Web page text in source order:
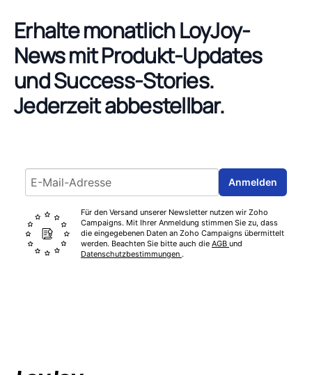
Erhalte monatlich LoyJoy-
News mit Produkt-Updates
und Success-Stories.
Jederzeit abbestellbar.
Email address Anmelden
Für den Versand unserer Newsletter nutzen wir Zoho
Campaigns. Mit Ihrer Anmeldung stimmen Sie zu, dass
die eingegebenen Daten an Zoho Campaigns übermittelt
werden. Beachten Sie bitte auch die AGB und
Datenschutzbestimmungen .